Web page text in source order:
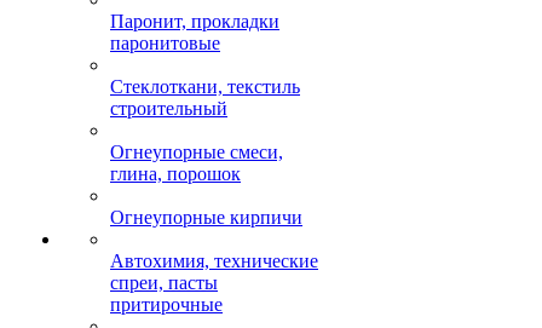
Паронит, прокладки
паронитовые
Стеклоткани, текстиль
строительный
Огнеупорные смеси,
глина, порошок
Огнеупорные кирпичи
Автохимия, технические
спреи, пасты
притирочные